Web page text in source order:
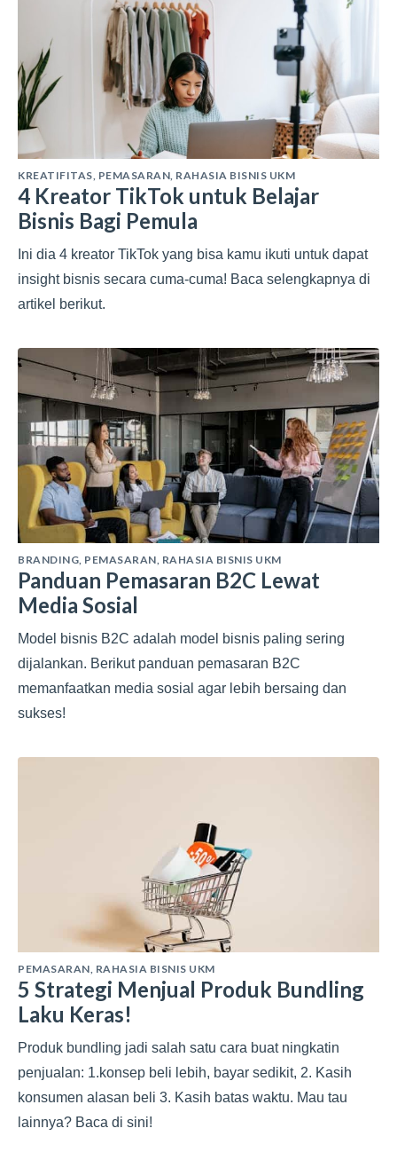
KREATIFITAS, PEMASARAN, RAHASIA BISNIS UKM
4 Kreator TikTok untuk Belajar
Bisnis Bagi Pemula
Ini dia 4 kreator TikTok yang bisa kamu ikuti untuk dapat
insight bisnis secara cuma-cuma! Baca selengkapnya di
artikel berikut.
BRANDING, PEMASARAN, RAHASIA BISNIS UKM
Panduan Pemasaran B2C Lewat
Media Sosial
Model bisnis B2C adalah model bisnis paling sering
dijalankan. Berikut panduan pemasaran B2C
memanfaatkan media sosial agar lebih bersaing dan
sukses!
PEMASARAN, RAHASIA BISNIS UKM
5 Strategi Menjual Produk Bundling
Laku Keras!
Produk bundling jadi salah satu cara buat ningkatin
penjualan: 1.konsep beli lebih, bayar sedikit, 2. Kasih
konsumen alasan beli 3. Kasih batas waktu. Mau tau
lainnya? Baca di sini!